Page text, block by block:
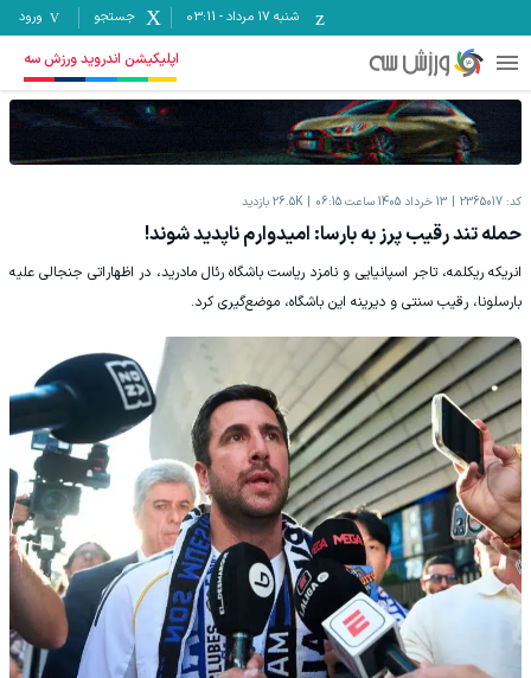
شنبه ۱۷ مرداد -
03:11 جستجو ورود
اپلیکیشن اندروید ورزش سه
کد: 2365017 13 خرداد 1405 ساعت 06:15 26.5K بازدید
حمله تند رقیب پرز به بارسا: امیدوارم ناپدید شوند!
انریکه ریکلمه، تاجر اسپانیایی و نامزد ریاست باشگاه رئال مادرید، در اظهاراتی جنجالی علیه
بارسلونا، رقیب سنتی و دیرینه این باشگاه، موضع‌گیری کرد.